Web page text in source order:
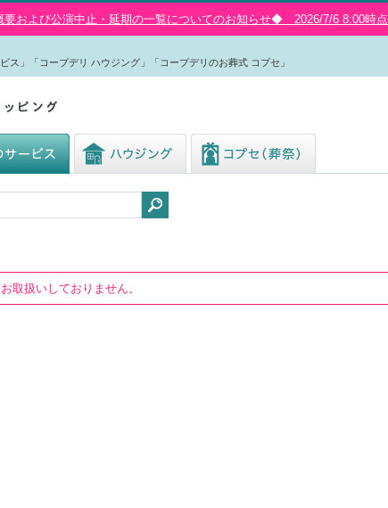
および公演中止・延期の一覧についてのお知らせ◆ 2026/7/6 8:00時点
ス」「コープデリ ハウジング」「コープデリのお葬式 コプセ」
取扱いしておりません。